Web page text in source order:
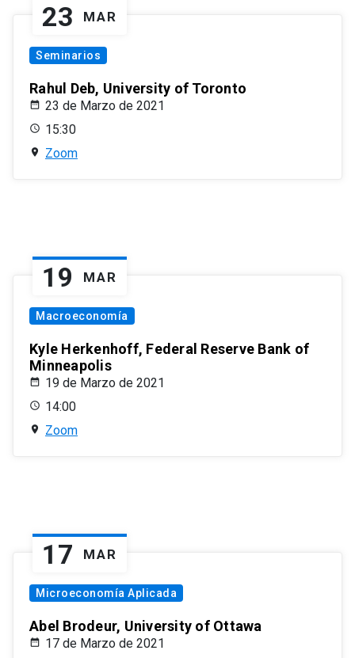
23 MAR
Seminarios
Rahul Deb, University of Toronto
23 de Marzo de 2021
15:30
Zoom
19 MAR
Macroeconomía
Kyle Herkenhoff, Federal Reserve Bank of
Minneapolis
19 de Marzo de 2021
14:00
Zoom
17 MAR
Microeconomía Aplicada
Abel Brodeur, University of Ottawa
17 de Marzo de 2021